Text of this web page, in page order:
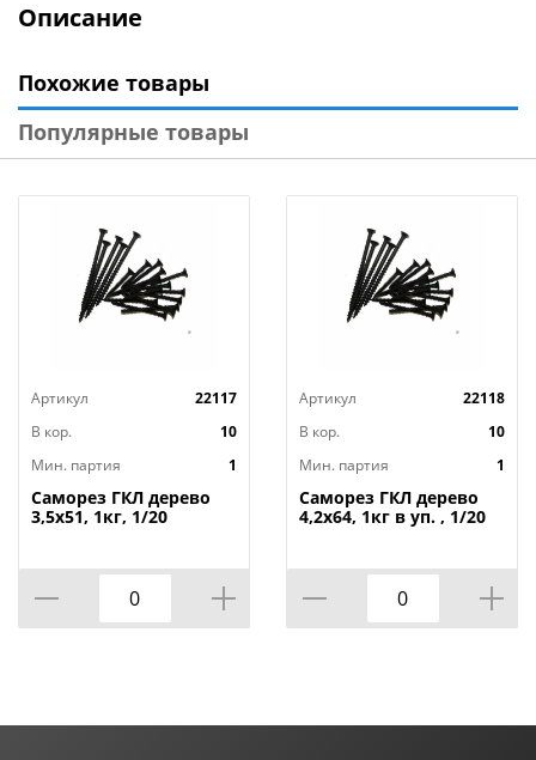
Описание
Похожие товары
Популярные товары
Артикул
22117
В кор.
10
Мин. партия
1
Саморез ГКЛ дерево
3,5х51, 1кг, 1/20
Артикул
22118
В кор.
10
Мин. партия
1
Саморез ГКЛ дерево
4,2х64, 1кг в уп. , 1/20